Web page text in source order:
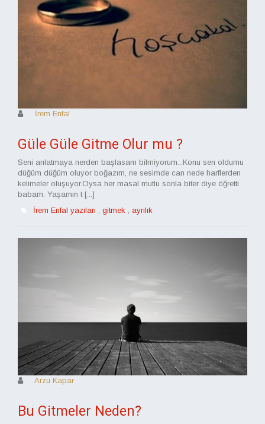
İrem Enfal
Güle Güle Gitme Olur mu ?
Seni anlatmaya nerden başlasam bilmiyorum...Konu sen oldumu
düğüm düğüm oluyor boğazım, ne sesimde can nede harflerden
kelimeler oluşuyor.Oysa her masal mutlu sonla biter diye öğretti
babam. Yaşamın t [...]
İrem Enfal yazıları
gitmek ayrılık
Arzu Kapar
Bu Gitmeler Neden?